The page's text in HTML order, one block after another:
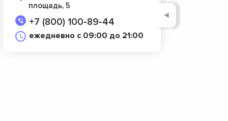
площадь, 5
+7 (800) 100-89-44
ежедневно с 09:00 до 21:00
◄